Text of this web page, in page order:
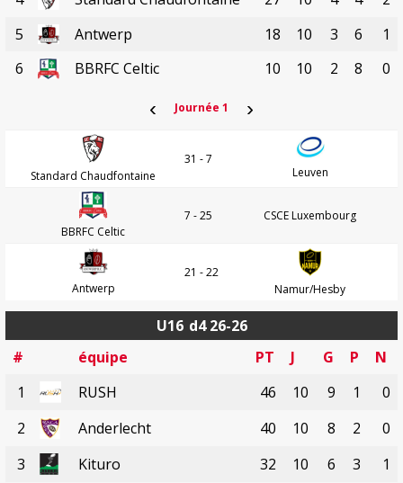
5
Antwerp 18 10 3 6
1
6
BBRFC Celtic 10 10 2 8 0
‹ Journée 1 ›
Standard Chaudfontaine
31 - 7
Leuven
BBRFC Celtic
7 - 25 CSCE Luxembourg
Antwerp
21 - 22
Namur/Hesby
U16 d4 26-26
#
équipe PT J G P
N
1
RUSH 46 10 9 1
0
2
Anderlecht 40 10 8 2
0
3
Kituro 32 10 6 3
1